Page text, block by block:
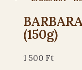
(150g)
1 500 Ft